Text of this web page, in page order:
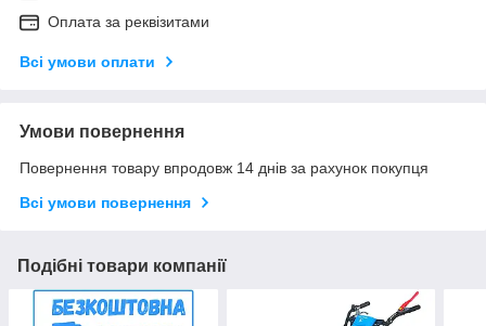
Оплата за реквізитами
Всі умови оплати
Умови повернення
Повернення товару впродовж 14 днів за рахунок покупця
Всі умови повернення
Подібні товари компанії